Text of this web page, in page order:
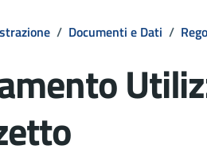
/ Documenti e Dati /